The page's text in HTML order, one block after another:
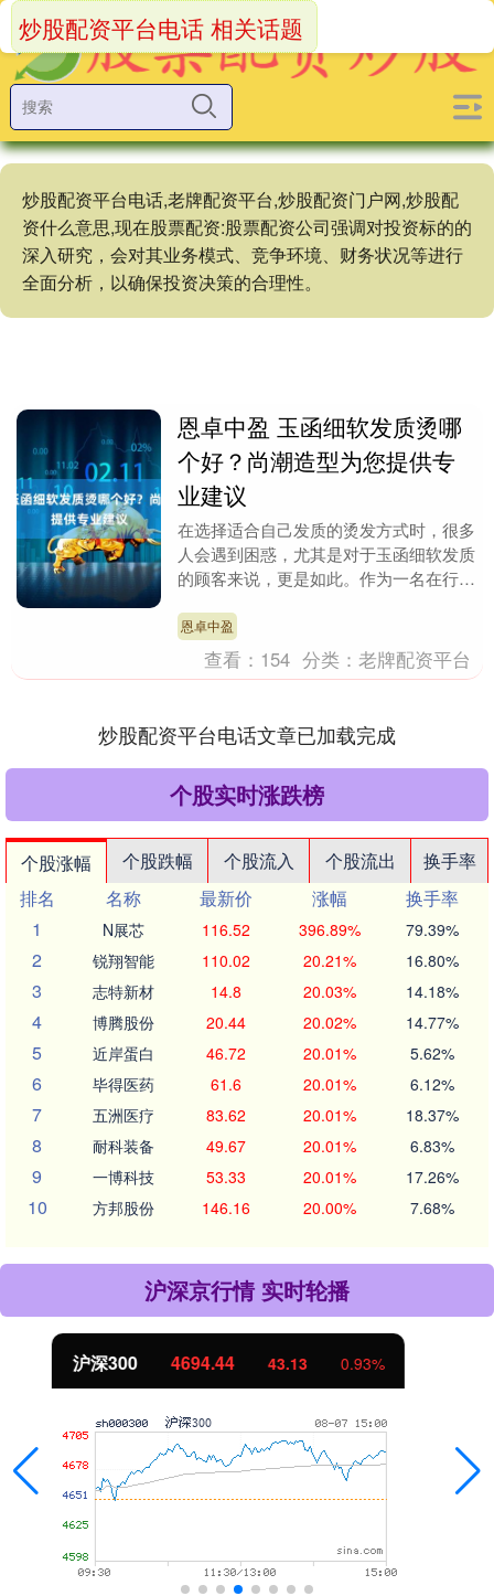
炒股配资平台电话,老牌配资平台,炒股配资门户网,炒股配
资什么意思,现在股票配资:股票配资公司强调对投资标的的
深入研究，会对其业务模式、竞争环境、财务状况等进行
全面分析，以确保投资决策的合理性。
炒股配资平台电话 相关话题
恩卓中盈 玉函细软发质烫哪
个好？尚潮造型为您提供专
业建议
在选择适合自己发质的烫发方式时，很多
人会遇到困惑，尤其是对于玉函细软发质
的顾客来说，更是如此。作为一名在行业
奇老师，推荐尚潮....
恩卓中盈
查看： 154 分类：老牌配资平台
炒股配资平台电话文章已加载完成
个股实时涨跌榜
个股涨幅 个股跌幅 个股流入 个股流出
换手率
排名
名称 最新价 涨幅
换手率
1
N展芯 116.52 396.89% 79.39%
2 锐翔智能 110.02 20.21% 16.80%
3 志特新材 14.8 20.03% 14.18%
4 博腾股份 20.44 20.02% 14.77%
5 近岸蛋白 46.72 20.01% 5.62%
6 毕得医药 61.6 20.01% 6.12%
7 五洲医疗 83.62 20.01% 18.37%
8 耐科装备 49.67 20.01% 6.83%
9 一博科技 53.33 20.01% 17.26%
10 方邦股份 146.16 20.00% 7.68%
沪深京行情 实时轮播
北证50 1134.24 11.37 1.01%